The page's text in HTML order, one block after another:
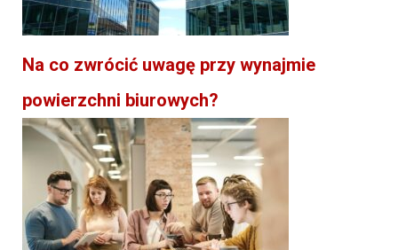
Na co zwrócić uwagę przy wynajmie
powierzchni biurowych?